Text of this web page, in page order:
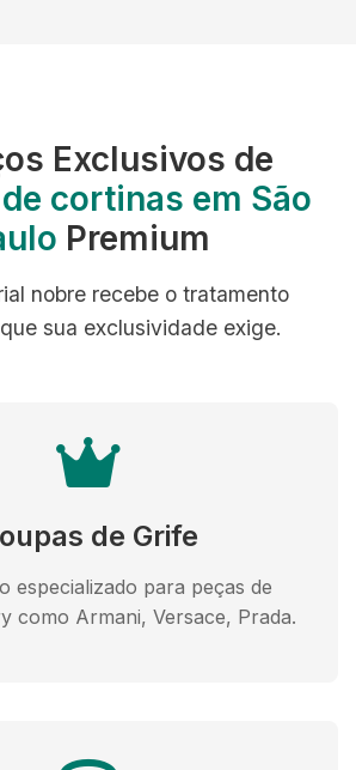
Exclusivos de
cortinas em São
Premium
nobre recebe o tratamento
sua exclusividade exige.
de Grife
especializado para peças de
como Armani, Versace, Prada.